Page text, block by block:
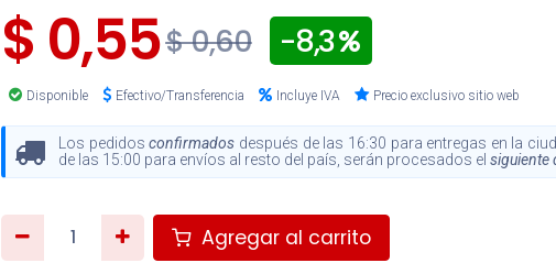
$ 0,55$0,60 - 8,3
Disponible Efectivo/Transferencia Incluye IVA Precio exclusivo sitio web
Los pedidosconfirmados después de las 16:30 para entregas en la
de las 15:00 para envíos al resto del país, serán procesados elsiguiente
Agregar al carrito